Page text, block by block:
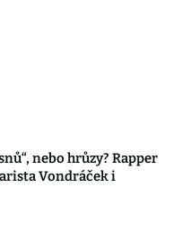
nebo hrůzy? Rapper
Vondráček i